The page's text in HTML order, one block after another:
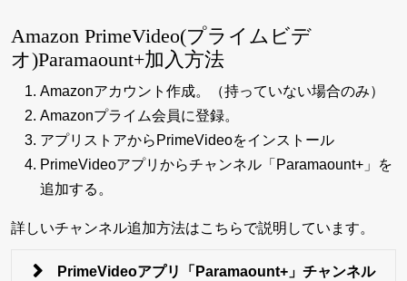
Amazon PrimeVideo(プライムビデ
オ)Paramaount+加入方法
Amazonアカウント作成。（持っていない場合のみ）
Amazonプライム会員に登録。
アプリストアからPrimeVideoをインストール
PrimeVideoアプリからチャンネル「Paramaount+」を
追加する。
詳しいチャンネル追加方法はこちらで説明しています。
PrimeVideoアプリ「Paramaount+」チャンネル